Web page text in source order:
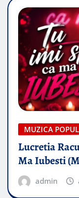
MUZICA
Lucretia
Ma Iubesti
admin